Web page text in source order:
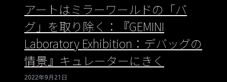
アートはミラーワールドの「バ
グ」を取り除く：『GEMINI
Laboratory Exhibition：デバッグの
情景』キュレーターにきく
2022年9月21日